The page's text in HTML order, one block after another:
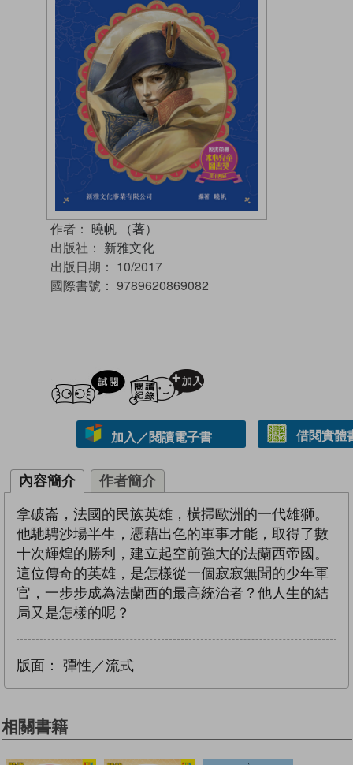
作者： 曉帆 （著）
出版社： 新雅文化
出版日期： 10/2017
國際書號： 9789620869082
試閲
加入／閱讀電子書 借閱實體
內容簡介 作者簡介
拿破崙，法國的民族英雄，橫掃歐洲的一代雄獅。
他馳騁沙場半生，憑藉出色的軍事才能，取得了數
十次輝煌的勝利，建立起空前強大的法蘭西帝國。
這位傳奇的英雄，是怎樣從一個寂寂無聞的少年軍
官，一步步成為法蘭西的最高統治者？他人生的結
局又是怎樣的呢？
版面： 彈性／流式
相關書籍